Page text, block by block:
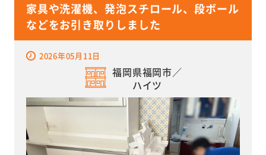
家具や洗濯機、発泡スチロール、段ボール
などをお引き取りしました
2026年05月11日
福岡県福岡市／
ハイツ